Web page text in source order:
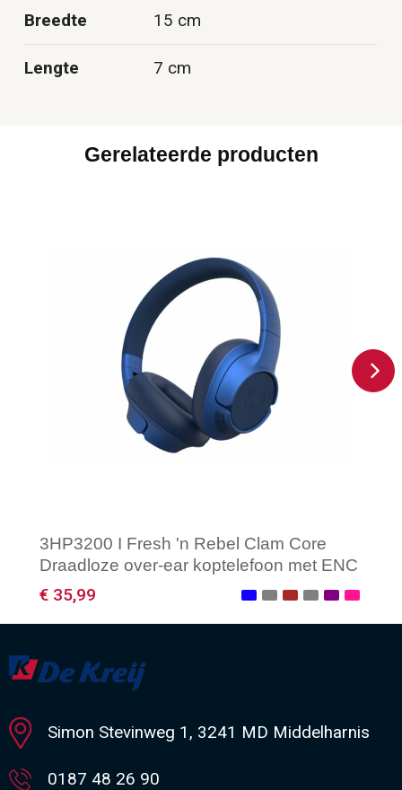
Breedte 15 cm
Lengte 7 cm
Gerelateerde producten
3HP3200 I Fresh 'n Rebel Clam Core
Draadloze over-ear koptelefoon met ENC
€ 35,99
Minimale afname: 1
Simon Stevinweg 1, 3241 MD Middelharnis
0187 48 26 90